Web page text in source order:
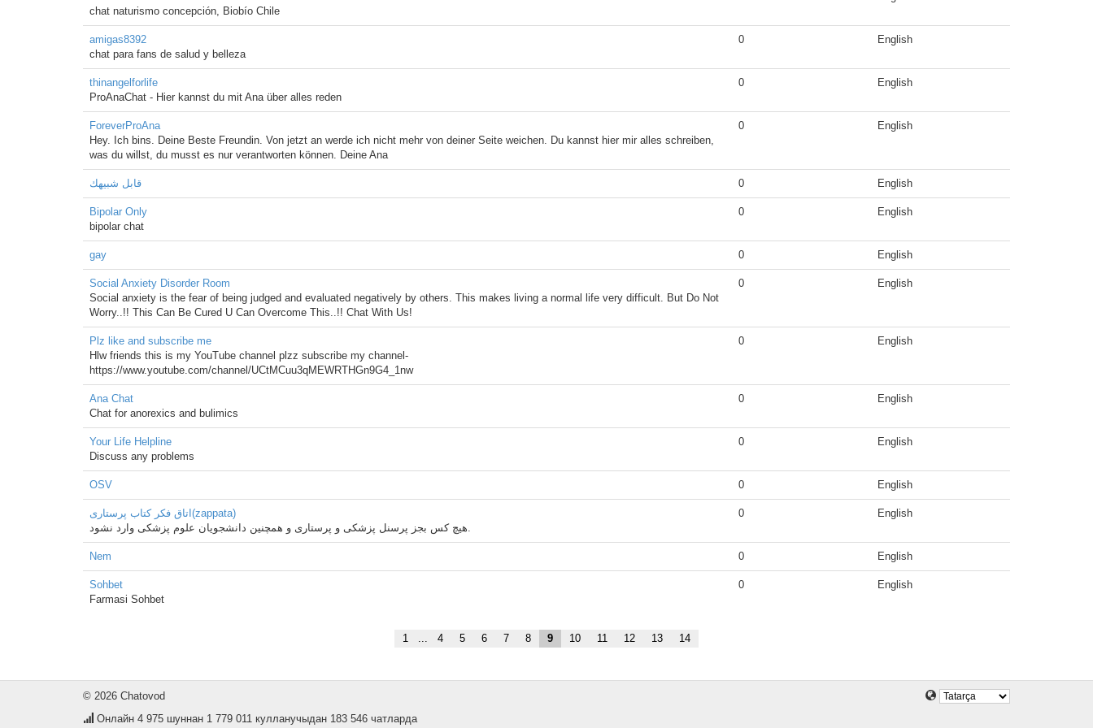
chat naturismo concepción, Biobío Chile
amigas8392
chat para fans de salud y belleza
0 English
thinangelforlife
ProAnaChat - Hier kannst du mit Ana über alles reden
0 English
ForeverProAna
Hey. Ich bins. Deine Beste Freundin. Von jetzt an werde ich nicht mehr von deiner Seite weichen. Du kannst hier mir alles schreiben,
was du willst, du musst es nur verantworten können. Deine Ana
0 English
قابل شبيهك 0 English
Bipolar Only
bipolar chat
0 English
gay 0 English
Social Anxiety Disorder Room
Social anxiety is the fear of being judged and evaluated negatively by others. This makes living a normal life very difficult. But Do Not
Worry..!! This Can Be Cured U Can Overcome This..!! Chat With Us!
0 English
Plz like and subscribe me
Hlw friends this is my YouTube channel plzz subscribe my channel-
https://www.youtube.com/channel/UCtMCuu3qMEWRTHGn9G4_1nw
0 English
Ana Chat
Chat for anorexics and bulimics
0 English
Your Life Helpline
Discuss any problems
0 English
OSV 0 English
اتاق فکر کتاب پرستاری(zappata)
هیچ کس بجز پرسنل پزشکی و پرستاری و همچنین دانشجویان علوم پزشکی وارد نشود.
0 English
Nem 0 English
Sohbet
Farmasi Sohbet
0 English
1 ... 4 5 6 7 8 9 10 11 12 13 14
© 2026 Chatovod
Онлайн 4 975 шуннан 1 779 011 кулланучыдан 183 546 чатларда